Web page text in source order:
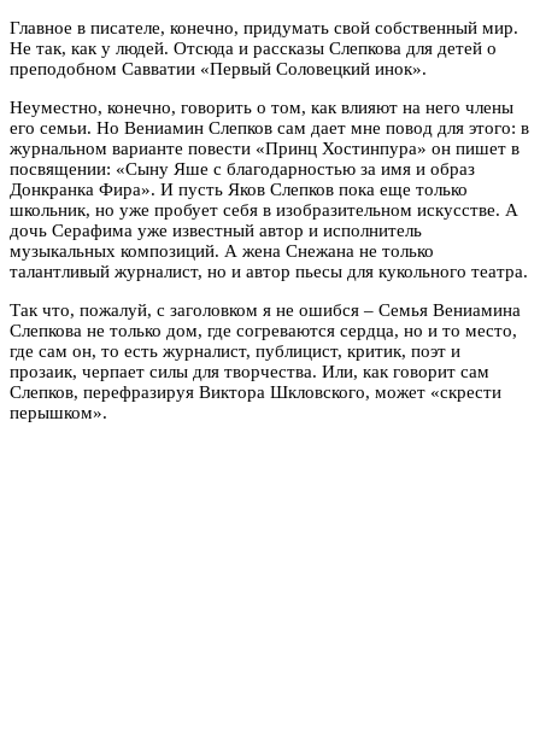
Главное в писателе, конечно, придумать свой собственный мир.
Не так, как у людей. Отсюда и рассказы Слепкова для детей о
преподобном Савватии «Первый Соловецкий инок».
Неуместно, конечно, говорить о том, как влияют на него члены
его семьи. Но Вениамин Слепков сам дает мне повод для этого: в
журнальном варианте повести «Принц Хостинпура» он пишет в
посвящении: «Сыну Яше с благодарностью за имя и образ
Донкранка Фира». И пусть Яков Слепков пока еще только
школьник, но уже пробует себя в изобразительном искусстве. А
дочь Серафима уже известный автор и исполнитель
музыкальных композиций. А жена Снежана не только
талантливый журналист, но и автор пьесы для кукольного театра.
Так что, пожалуй, с заголовком я не ошибся – Семья Вениамина
Слепкова не только дом, где согреваются сердца, но и то место,
где сам он, то есть журналист, публицист, критик, поэт и
прозаик, черпает силы для творчества. Или, как говорит сам
Слепков, перефразируя Виктора Шкловского, может «скрести
перышком».